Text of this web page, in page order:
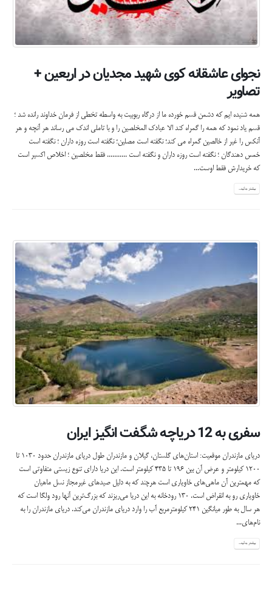
نجوای عاشقانه کوی شهید مجدیان در اربعین +
تصاویر
همه شنیده ایم که دشمن قسم خورده ما از درگاه ربوبیت به واسطه تخطی از فرمان خداوند رانده شد ؛
قسم یاد نمود که همه را گمراه کند الا عبادک المخلصین را و با تاملی اندک می رساند هر آنچه و هر
آنکس را غیر از خالصین گمراه می کند؛ نگفته است مصلین؛ نگفته است روزه داران ؛ نگفته است
خمس دهندگان ؛ نگفته است روزه داران و نگفته است ........... فقط مخلصین ؛ اخلاص اکسیر است
که خریدارش فقط اوست...
بیشتر بدانید...
سفری به 12 دریاچـه شگـفت انگیـز ایـران
دریای مازندران موقعیت: استان‌های گلستان، گیلان و مازندران طول دریای مازندران حدود ۱۰۳۰ تا
۱۲۰۰ کیلومتر و عرض آن بین ۱۹۶ تا ۴۳۵ کیلومتر است. این دریا دارای تنوع زیستی متفاوتی است
كه مهمترین آن ماهی‌های خاویاری است هرچند كه به دلیل صیدهای غیرمجاز نسل ماهیان
خاویاری ‌رو به انقراض است.
130 رودخانه به این دریا می‌ریزند که بزرگ‌ترین آنها رود ولگا است که
هر سال به طور میانگین ۲۴۱ کیلومترمربع آب را وارد دریای مازندران می‌کند. دریای مازندران را به
نام‌های...
بیشتر بدانید...